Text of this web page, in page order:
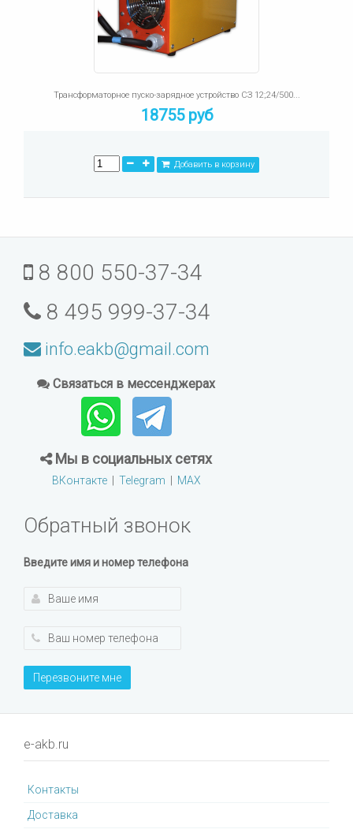
Трансформаторное пуско-зарядное устройство СЗ 12;24/500...
18755 руб
Добавить в корзину
8 800 550-37-34
8 495 999-37-34
info.eakb@gmail.com
Связаться в мессенджерах
Мы в социальных сетях
ВКонтакте| Telegram | MAX
Обратный звонок
Введите имя и номер телефона
Перезвоните мне
e-akb.ru
Контакты
Доставка